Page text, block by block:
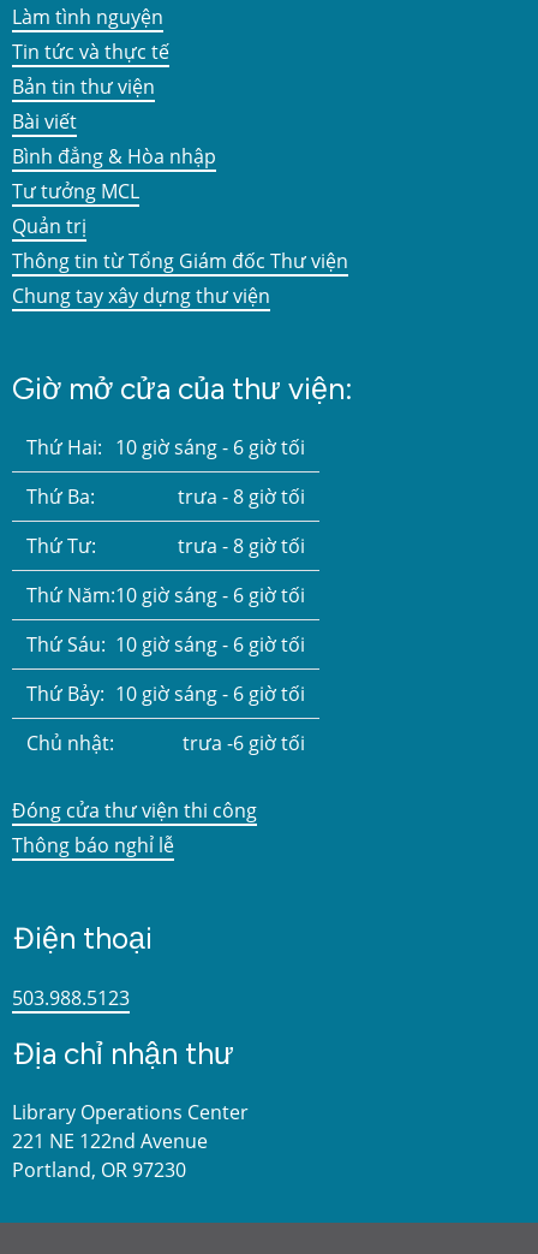
Làm tình nguyện
Tin tức và thực tế
Bản tin thư viện
Bài viết
Bình đẳng & Hòa nhập
Tư tưởng MCL
Quản trị
Thông tin từ Tổng Giám đốc Thư viện
Chung tay xây dựng thư viện
Giờ mở cửa của thư viện:
Thứ Hai: 10 giờ sáng - 6 giờ tối
Thứ Ba:
trưa - 8 giờ tối
Thứ Tư:
trưa - 8 giờ tối
Thứ Năm:10 giờ sáng - 6 giờ tối
Thứ Sáu: 10 giờ sáng - 6 giờ tối
Thứ Bảy: 10 giờ sáng - 6 giờ tối
Chủ nhật:
trưa -6 giờ tối
Đóng cửa thư viện thi công
Thông báo nghỉ lễ
Điện thoại
503.988.5123
Địa chỉ nhận thư
Library Operations Center
221 NE 122nd Avenue
Portland, OR 97230